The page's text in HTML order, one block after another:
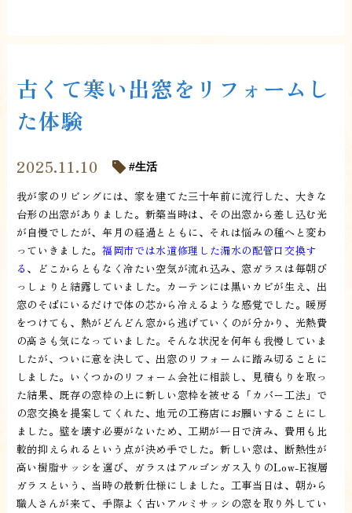
古くて寒い出窓をリフォームし
た体験
2025.11.10 生活
我が家のリビングには、家を建てた三十年前に流行した、大きな
台形の出窓がありました。新築当時は、その出窓から差し込む光
が自慢でしたが、年月の経過とともに、それは悩みの種へと変わ
っていきました。 福岡市では水道修理した漏水の配管口交換す
る 、どこからともなく冷たい空気が流れ込み、窓ガラスは毎朝び
っしょりと結露していました。カーテンには黒いカビが生え、出
窓のそばにいるだけで体の芯から冷えるような感覚でした。暖房
をつけても、熱がどんどん窓から逃げていくのが分かり、光熱費
の高さも気になっていました。そんな状況を何年も我慢していま
したが、ついに意を決して、出窓のリフォームに踏み切ることに
しました。いくつかのリフォーム会社に相談し、見積もりを取っ
た結果、既存の窓枠の上に新しい窓枠を被せる「カバー工法」で
の窓交換を提案してくれた、地元の工務店にお願いすることにし
ました。壁を壊す必要がないため、工期が一日で済み、費用も比
較的抑えられるという点が決め手でした。新しい窓は、断熱性が
高い樹脂サッシを選び、ガラスはアルゴンガス入りのLow-E複層
ガラスという、当時の最新仕様にしました。工事当日は、朝から
職人さんが来て、手際よく古いアルミサッシの窓を取り外してい